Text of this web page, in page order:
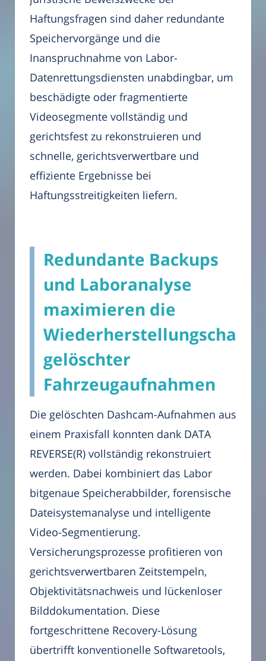
Haftungsfragen sind daher redundante
Speichervorgänge und die
Inanspruchnahme von Labor-
Datenrettungsdiensten unabdingbar, um
beschädigte oder fragmentierte
Videosegmente vollständig und
gerichtsfest zu rekonstruieren und
schnelle, gerichtsverwertbare und
effiziente Ergebnisse bei
Haftungsstreitigkeiten liefern.
Redundante Backups
und Laboranalyse
maximieren die
gelöschter
Fahrzeugaufnahmen
Die gelöschten Dashcam-Aufnahmen aus
einem Praxisfall konnten dank DATA
REVERSE(R) vollständig rekonstruiert
werden. Dabei kombiniert das Labor
bitgenaue Speicherabbilder, forensische
Dateisystemanalyse und intelligente
Video-Segmentierung.
Versicherungsprozesse profitieren von
gerichtsverwertbaren Zeitstempeln,
Objektivitätsnachweis und lückenloser
Bilddokumentation. Diese
fortgeschrittene Recovery-Lösung
übertrifft konventionelle Softwaretools,